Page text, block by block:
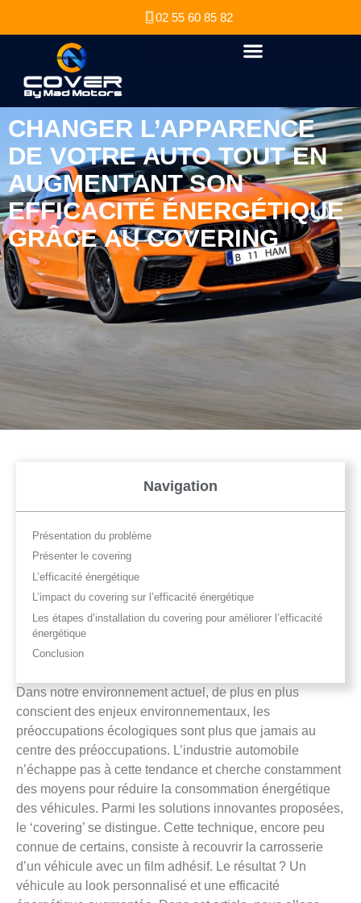
02 55 60 85 82
CHANGER L’APPARENCE
DE VOTRE AUTO TOUT EN
AUGMENTANT SON
EFFICACITÉ ÉNERGÉTIQUE
GRÂCE AU COVERING
Navigation
Présentation du problème
Présenter le covering
L’efficacité énergétique
L’impact du covering sur l’efficacité énergétique
Les étapes d’installation du covering pour améliorer l’efficacité
énergétique
Conclusion
Dans notre environnement actuel, de plus en plus
conscient des enjeux environnementaux, les
préoccupations écologiques sont plus que jamais au
centre des préoccupations. L’industrie automobile
n’échappe pas à cette tendance et cherche constamment
des moyens pour réduire la consommation énergétique
des véhicules. Parmi les solutions innovantes proposées,
le ‘covering’ se distingue. Cette technique, encore peu
connue de certains, consiste à recouvrir la carrosserie
d’un véhicule avec un film adhésif. Le résultat ? Un
véhicule au look personnalisé et une efficacité